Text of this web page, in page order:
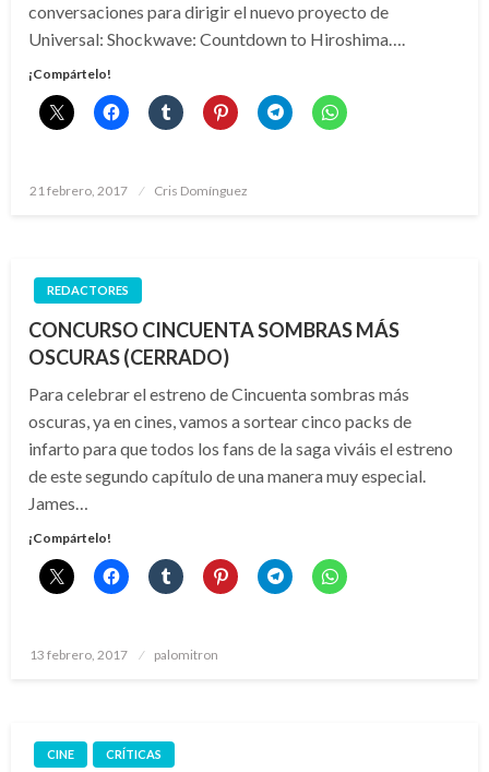
conversaciones para dirigir el nuevo proyecto de
Universal: Shockwave: Countdown to Hiroshima….
¡Compártelo!
Publicado
21 febrero, 2017 Cris Domínguez
REDACTORES
CONCURSO CINCUENTA SOMBRAS MÁS
OSCURAS (CERRADO)
Para celebrar el estreno de Cincuenta sombras más
oscuras, ya en cines, vamos a sortear cinco packs de
infarto para que todos los fans de la saga viváis el estreno
de este segundo capítulo de una manera muy especial.
James…
¡Compártelo!
Publicado
13 febrero, 2017 palomitron
CINE CRÍTICAS